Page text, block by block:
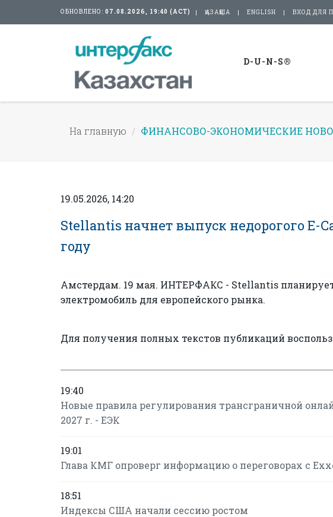
ОБНОВЛЕНО: 07.08.2026, 19:40 (АСТ) ҚАЗАҚША ENGLISH ВХОД ДЛЯ
D-U-N-S®
На главную ФИНАНСОВО-ЭКОНОМИЧЕСКИЕ
19.05.2026, 14:20
Stellantis начнет выпуск недорогого E-
году
Амстердам. 19 мая. ИНТЕРФАКС - Stellantis
электромобиль для европейского рынка.
Для получения полных текстов публикаций
19:40
Новые правила регулирования трансграничной
2027 г. - ЕЭК
19:01
Глава КМГ опроверг информацию о переговорах с
18:51
Индексы США начали сессию ростом